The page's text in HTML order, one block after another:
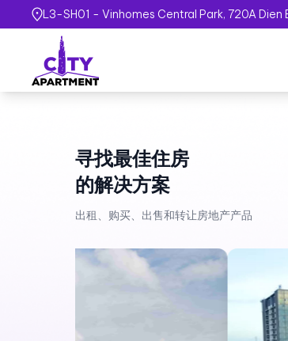
L3-SH01 - Vinhomes Central Park, 720A Dien
寻找最佳住房
的解决方案
出租、购买、出售和转让房地产产品